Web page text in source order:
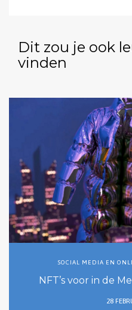
Dit zou je ook
vinden
SOCIAL MEDIA EN
NFT’s voor in de
28